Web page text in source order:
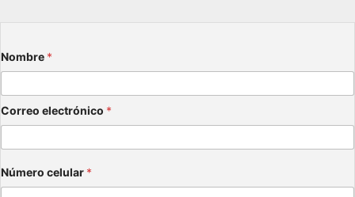
Nombre *
Correo electrónico *
Número celular *